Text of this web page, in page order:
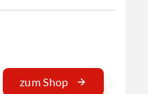
zum Shop